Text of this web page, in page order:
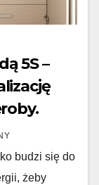
5S –
budzi się do
żeby